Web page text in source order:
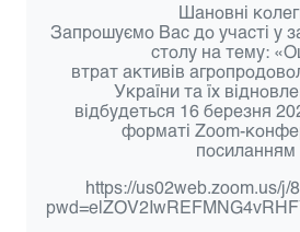
Шановні
Запрошуємо Вас до участі у
столу на тему:
втрат активів
України та їх
відбудеться 16 березня
форматі Zoom-
посиланням
https://us02web.zoom.us/j/